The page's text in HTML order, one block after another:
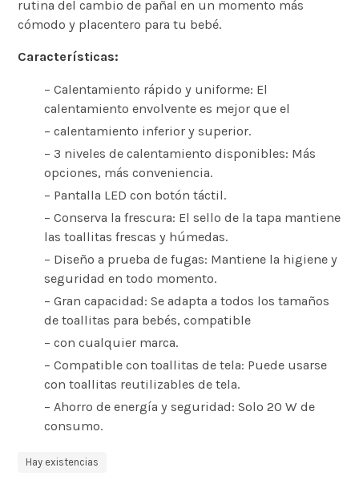
rutina del cambio de pañal en un momento más
cómodo y placentero para tu bebé.
Características:
– Calentamiento rápido y uniforme: El
calentamiento envolvente es mejor que el
– calentamiento inferior y superior.
– 3 niveles de calentamiento disponibles: Más
opciones, más conveniencia.
– Pantalla LED con botón táctil.
– Conserva la frescura: El sello de la tapa mantiene
las toallitas frescas y húmedas.
– Diseño a prueba de fugas: Mantiene la higiene y
seguridad en todo momento.
– Gran capacidad: Se adapta a todos los tamaños
de toallitas para bebés, compatible
– con cualquier marca.
– Compatible con toallitas de tela: Puede usarse
con toallitas reutilizables de tela.
– Ahorro de energía y seguridad: Solo 20 W de
consumo.
Hay existencias